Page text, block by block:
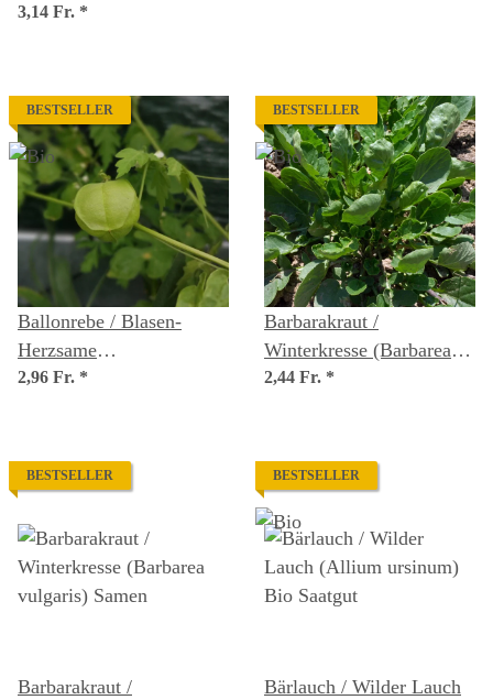
3,14 Fr. *
BESTSELLER
Ballonrebe / Blasen-
Herzsame
(Cardiospermum
2,96 Fr. *
BESTSELLER
Barbarakraut /
Winterkresse (Barbarea
vulgaris) Bio Saatgut
2,44 Fr. *
BESTSELLER
Barbarakraut /
BESTSELLER
Bärlauch / Wilder Lauch